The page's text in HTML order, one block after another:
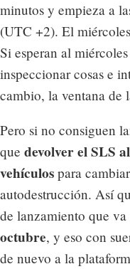
minutos y empieza a
(UTC +2). El
Si esperan al
inspeccionar cosas e
cambio, la ventana de
Pero si no consiguen
que devolver el SLS
vehículos para
autodestrucción. Así
de lanzamiento que
octubre, y eso con
de nuevo a la